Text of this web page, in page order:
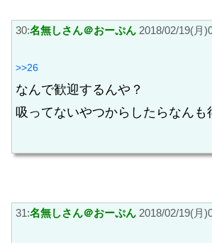
30:名無しさん＠おーぷん 2018/02/19(月
>>26
なんで歓迎するんや？
吸ってないやつからしたらなんも
31:名無しさん＠おーぷん 2018/02/19(月